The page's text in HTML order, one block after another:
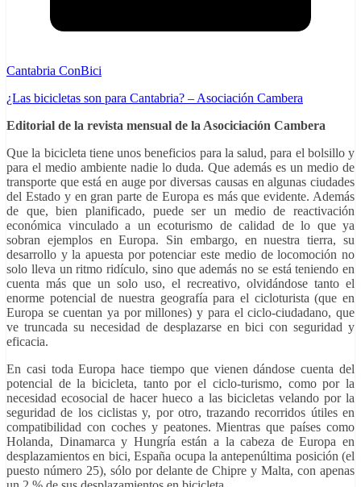
Cantabria ConBici
¿Las bicicletas son para Cantabria? – Asociación Cambera
Editorial de la revista mensual de la Asociciación Cambera
Que la bicicleta tiene unos beneficios para la salud, para el bolsillo y
para el medio ambiente nadie lo duda. Que además es un medio de
transporte que está en auge por diversas causas en algunas ciudades
del Estado y en gran parte de Europa es más que evidente. Además
de que, bien planificado, puede ser un medio de reactivación
económica vinculado a un ecoturismo de calidad de lo que ya
sobran ejemplos en Europa. Sin embargo, en nuestra tierra, su
desarrollo y la apuesta por potenciar este medio de locomoción no
solo lleva un ritmo ridículo, sino que además no se está teniendo en
cuenta más que un solo uso, el recreativo, olvidándose tanto el
enorme potencial de nuestra geografía para el cicloturista (que en
Europa se cuentan ya por millones) y para el ciclo-ciudadano, que
ve truncada su necesidad de desplazarse en bici con seguridad y
eficacia.
En casi toda Europa hace tiempo que vienen dándose cuenta del
potencial de la bicicleta, tanto por el ciclo-turismo, como por la
necesidad ecosocial de hacer hueco a las bicicletas velando por la
seguridad de los ciclistas y, por otro, trazando recorridos útiles en
compatibilidad con coches y peatones. Mientras que países como
Holanda, Dinamarca y Hungría están a la cabeza de Europa en
desplazamientos en bici, España ocupa la antepenúltima posición (el
puesto número 25), sólo por delante de Chipre y Malta, con apenas